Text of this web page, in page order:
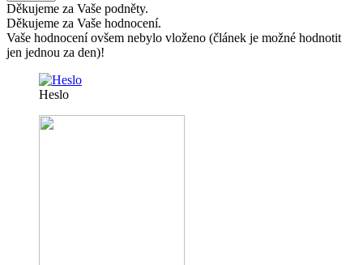
Děkujeme za Vaše podněty.
Děkujeme za Vaše hodnocení.
Vaše hodnocení ovšem nebylo vloženo (článek je možné hodnotit
jen jednou za den)!
Heslo